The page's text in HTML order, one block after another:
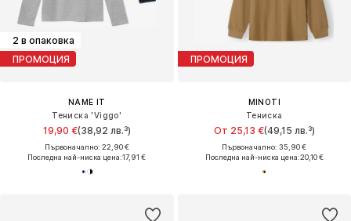
2 в опаковка
ПРОМОЦИЯ
NAME IT
Тениска 'Viggo'
19,90 €(38,92 лв.³)
Първоначално: 22,90 €
Последна най-ниска цена:17,91 €
ПРОМОЦИЯ
MINOTI
Тениска
От 25,13 €(49,15 лв.³)
Първоначално: 35,90 €
Последна най-ниска цена:20,10 €